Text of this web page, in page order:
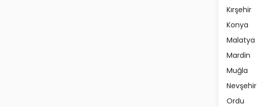
Kırşehir
Konya
Malatya
Mardin
Muğla
Nevşehir
Ordu